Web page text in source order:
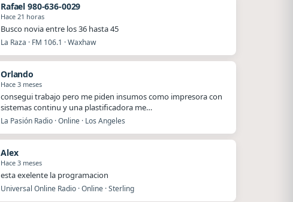
Rafael 980-636-0029
Hace 21 horas
Busco novia entre los 36 hasta 45
La Raza · FM 106.1 · Waxhaw
Orlando
Hace 3 meses
​​consegui trabajo pero me piden insumos como impresora con
sistemas continu y una plastificadora me…
La Pasión Radio · Online · Los Angeles
Alex
Hace 3 meses
esta exelente la programacion
Universal Online Radio · Online · Sterling